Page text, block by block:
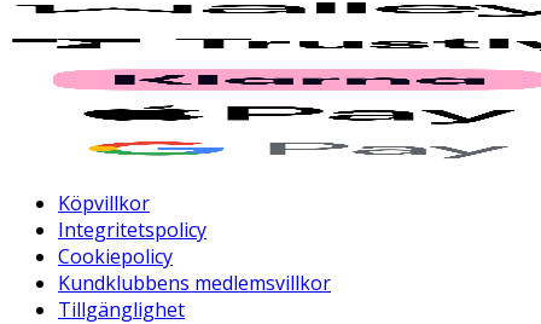
Köpvillkor
Integritetspolicy
Cookiepolicy
Kundklubbens medlemsvillkor
Tillgänglighet